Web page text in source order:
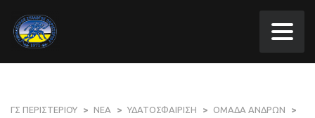
ΓΣ ΠΕΡΙΣΤΕΡΙΟΥ > ΝΕΑ > ΥΔΑΤΟΣΦΑΙΡΙΣΗ > ΟΜΑΔΑ ΑΝΔΡΩΝ
>